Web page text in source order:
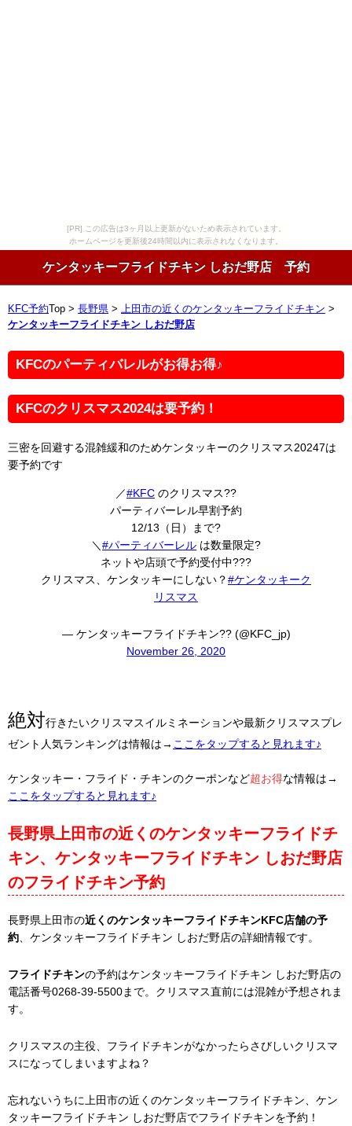
[PR] この広告は3ヶ月以上更新がないため表示されています。
ホームページを更新後24時間以内に表示されなくなります。
ケンタッキーフライドチキン しおだ野店 予約
KFC予約 Top > 長野県 > 上田市の近くのケンタッキーフライドチキン >
ケンタッキーフライドチキン しおだ野店
KFCのパーティバレルがお得お得♪
KFCのクリスマス2024は要予約！
三密を回避する混雑緩和のためケンタッキーのクリスマス20247は
要予約です
／#KFC のクリスマス??
パーティバーレル早割予約
12/13（日）まで?
＼ #パーティバーレル は数量限定?
ネットや店頭で予約受付中???
クリスマス、ケンタッキーにしない？#ケンタッキーク
リスマス
— ケンタッキーフライドチキン?? (@KFC_jp)
November 26, 2020
絶対行きたいクリスマスイルミネーションや最新クリスマスプレ
ゼント人気ランキングは情報は→ ここをタップすると見れます♪
ケンタッキー・フライド・チキンのクーポンなど超お得な情報は→
ここをタップすると見れます♪
長野県上田市の近くのケンタッキーフライドチ
キン、ケンタッキーフライドチキン しおだ野店
のフライドチキン予約
長野県上田市の近くのケンタッキーフライドチキンKFC店舗の予
約 、ケンタッキーフライドチキン しおだ野店の詳細情報です。
フライドチキンの予約はケンタッキーフライドチキン しおだ野店の
電話番号0268-39-5500まで。クリスマス直前には混雑が予想されま
す。
クリスマスの主役、フライドチキンがなかったらさびしいクリスマ
スになってしまいますよね？
忘れないうちに上田市の近くのケンタッキーフライドチキン、ケン
タッキーフライドチキン しおだ野店でフライドチキンを予約！